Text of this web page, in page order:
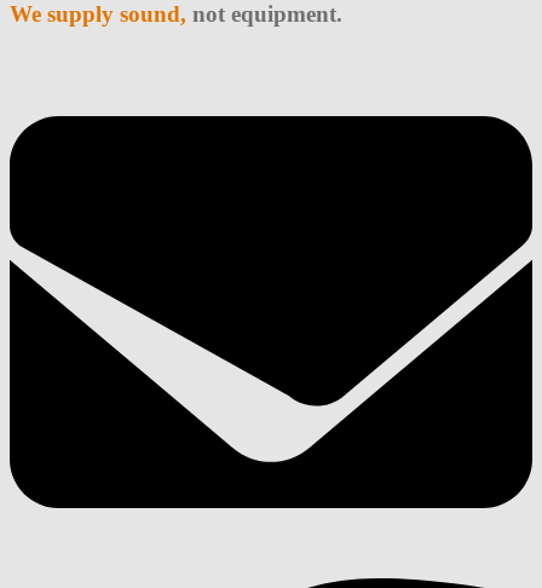
We supply sound, not equipment.